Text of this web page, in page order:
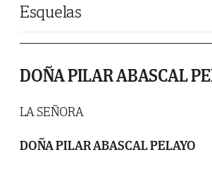
Esquelas
DOÑA PILAR ABASCAL
LA SEÑORA
DOÑA PILAR ABASCAL PELAYO